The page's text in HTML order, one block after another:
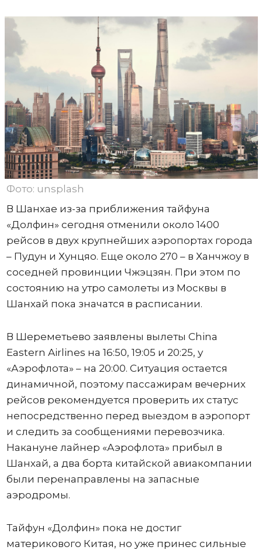
Фото: unsplash
В Шанхае из-за приближения тайфуна
«Долфин» сегодня отменили около 1400
рейсов в двух крупнейших аэропортах города
– Пудун и Хунцяо. Еще около 270 – в Ханчжоу в
соседней провинции Чжэцзян. При этом по
состоянию на утро самолеты из Москвы в
Шанхай пока значатся в расписании.
В Шереметьево заявлены вылеты China
Eastern Airlines на 16:50, 19:05 и 20:25, у
«Аэрофлота» – на 20:00. Ситуация остается
динамичной, поэтому пассажирам вечерних
рейсов рекомендуется проверить их статус
непосредственно перед выездом в аэропорт
и следить за сообщениями перевозчика.
Накануне лайнер «Аэрофлота» прибыл в
Шанхай, а два борта китайской авиакомпании
были перенаправлены на запасные
аэродромы.
Тайфун «Долфин» пока не достиг
материкового Китая, но уже принес сильные